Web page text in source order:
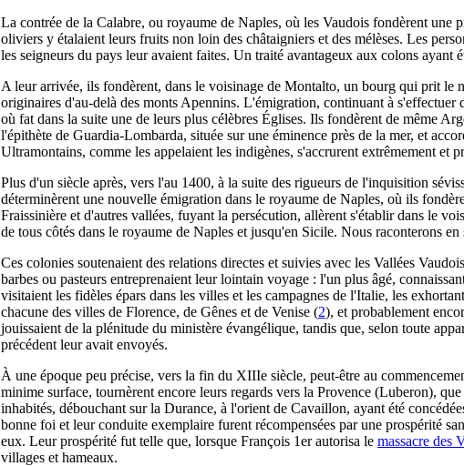
La contrée de la Calabre, ou royaume de Naples, où les Vaudois fondèrent une
oliviers y étalaient leurs fruits non loin des châtaigniers et des mélèses. Les
les seigneurs du pays leur avaient faites. Un traité avantageux aux colons ayant
A leur arrivée, ils fondèrent, dans le voisinage de Montalto, un bourg qui prit
originaires d'au-delà des monts Apennins. L'émigration, continuant à
où fat dans la suite une de leurs plus célèbres Églises. Ils fondèrent de même
l'épithète de Guardia-Lombarda, située sur une éminence près de la mer, et
Ultramontains, comme les appelaient les indigènes, s'accrurent extrêmement et
Plus d'un siècle après, vers l'au 1400, à la suite des rigueurs de l'inquisition
déterminèrent une nouvelle émigration dans le royaume de Naples, où ils
Fraissinière et d'autres vallées, fuyant la persécution, allèrent s'établir dans le
de tous côtés dans le royaume de Naples et jusqu'en Sicile. Nous raconterons
Ces colonies soutenaient des relations directes et suivies avec les Vallées
barbes ou pasteurs entreprenaient leur lointain voyage : l'un plus âgé,
visitaient les fidèles épars dans les villes et les campagnes de l'Italie, les
chacune des villes de Florence, de Gênes et de Venise (2), et probablement
jouissaient de la plénitude du ministère évangélique, tandis que, selon toute
précédent leur avait envoyés.
À une époque peu précise, vers la fin du XIIIe siècle, peut-être au
minime surface, tournèrent encore leurs regards vers la Provence (Luberon),
inhabités, débouchant sur la Durance, à l'orient de Cavaillon, ayant été
bonne foi et leur conduite exemplaire furent récompensées par une prospérité
eux. Leur prospérité fut telle que, lorsque François 1er autorisa le massacre des
villages et hameaux.